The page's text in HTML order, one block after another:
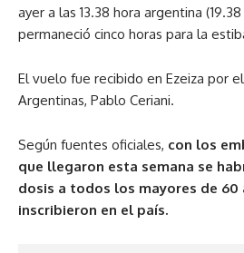
ayer a las 13.38 hora argentina
permaneció cinco horas para la
El vuelo fue recibido en Ezeiza por
Argentinas, Pablo Ceriani.
Según fuentes oficiales, con los
que llegaron esta semana se
dosis a todos los mayores de 60
inscribieron en el país.